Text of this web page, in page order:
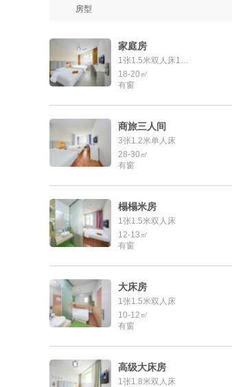
房型
家庭房
1张1.5米双人床1张1.2米单人床
18-20㎡
有窗
商旅三人间
3张1.2米单人床
28-30㎡
有窗
榻榻米房
1张1.5米双人床
12-13㎡
有窗
大床房
1张1.5米双人床
10-12㎡
有窗
高级大床房
1张1.8米双人床